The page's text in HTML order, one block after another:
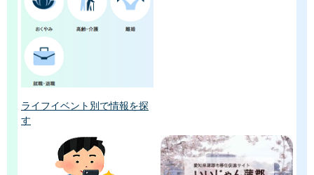
ライフイベント別で情報を探
す